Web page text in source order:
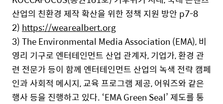
산업의 친환경 제작 확산을 위한 정책 지원 방안 p7-8
2) https://wearealbert.org
3) The Environmental Media Association (EMA), 비
영리 기구로 엔터테인먼트 산업 관계자, 기업가, 환경 관
련 전문가 등이 함께 엔터테인먼트 산업의 녹색 전략 캠페
인과 사회적 메시지, 교육 프로그램 제공, 어워즈와 같은
행사 등을 진행하고 있다. ‘EMA Green Seal’ 제도를 통